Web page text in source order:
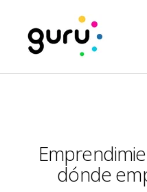
dónde